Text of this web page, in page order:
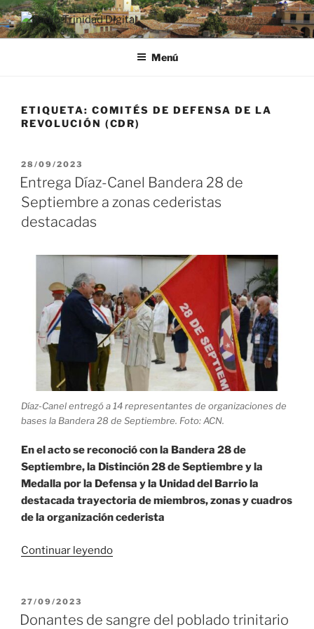
Saltar
al
contenido
RADIO TRINIDAD DIGITAL
Desde la Ciudad Museo del Caribe
Menú
ETIQUETA: COMITÉS DE DEFENSA DE LA
REVOLUCIÓN (CDR)
PUBLICADO
EL
28/09/2023
Entrega Díaz-Canel Bandera 28 de
Septiembre a zonas cederistas
destacadas
Díaz-Canel entregó a 14 representantes de organizaciones de
bases la Bandera 28 de Septiembre. Foto: ACN.
En el acto se reconoció con la Bandera 28 de
Septiembre, la Distinción 28 de Septiembre y la
Medalla por la Defensa y la Unidad del Barrio la
destacada trayectoria de miembros, zonas y cuadros
de la organización cederista
Continuar leyendo«Entrega
28
PUBLICADO
EL
27/09/2023
Donantes de sangre del poblado trinitario